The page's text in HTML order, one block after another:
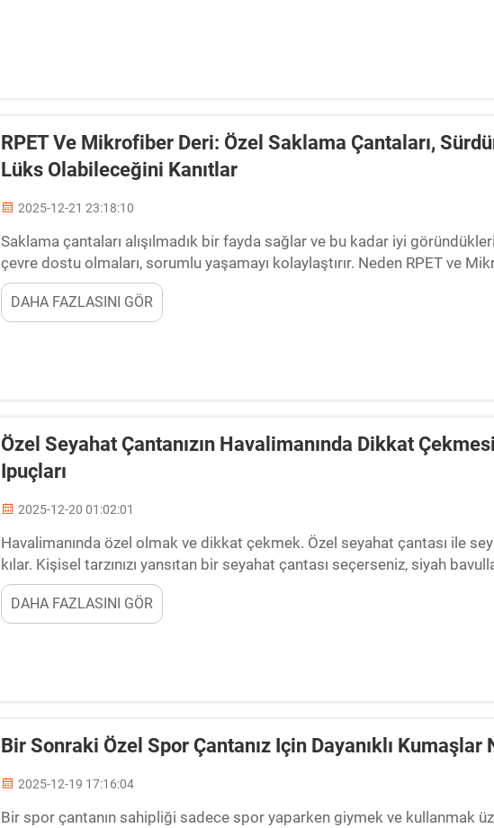
RPET Ve Mikrofiber Deri: Özel Saklama Çantaları,
Lüks Olabileceğini Kanıtlar
2025-12-21 23:18:10
Saklama çantaları alışılmadık bir fayda sağlar ve bu kadar iyi
çevre dostu olmaları, sorumlu yaşamayı kolaylaştırır. Neden RPET ve
Sürdürülebilir Lüks Saklama Çantalarının Geleceği? RPET ya da geri
tereftalat...
DAHA FAZLASINI GÖR
Özel Seyahat Çantanızın Havalimanında Dikkat
Ipuçları
2025-12-20 01:02:01
Havalimanında özel olmak ve dikkat çekmek. Özel seyahat çantası ile
kılar. Kişisel tarzınızı yansıtan bir seyahat çantası seçerseniz, siyah
bulmanız da daha hızlı olabilir. Fonksiyonel olan...
DAHA FAZLASINI GÖR
Bir Sonraki Özel Spor Çantanız Için Dayanıklı Kumaşlar
2025-12-19 17:16:04
Bir spor çantanın sahipliği sadece spor yaparken giymek ve kullanmak